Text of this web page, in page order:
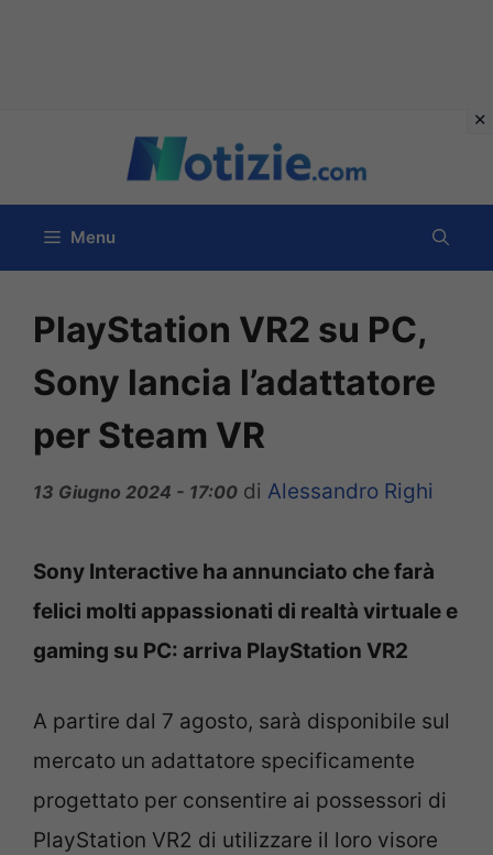
contenuto
Menu
PlayStation VR2 su PC,
Sony lancia l’adattatore
per Steam VR
13 Giugno 2024 - 17:00 di Alessandro Righi
Sony Interactive ha annunciato che farà
felici molti appassionati di realtà virtuale e
gaming su PC: arriva PlayStation VR2
A partire dal 7 agosto, sarà disponibile sul
mercato un adattatore specificamente
progettato per consentire ai possessori di
PlayStation VR2 di utilizzare il loro visore